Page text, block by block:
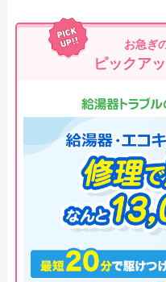
お急ぎ
ピックア